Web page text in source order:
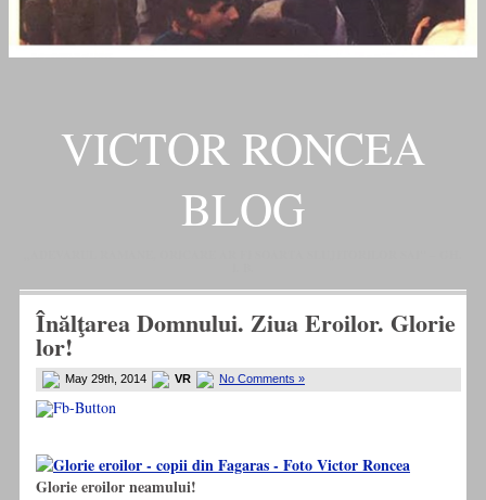
VICTOR RONCEA
BLOG
Înălţarea Domnului. Ziua Eroilor. Glorie
lor!
May 29th, 2014 VR No Comments »
Glorie eroilor neamului!